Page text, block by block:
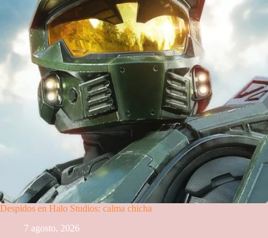
Despidos en Halo Studios: calma chicha
7 agosto, 2026